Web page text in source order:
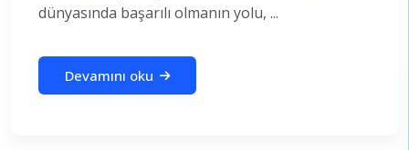
dünyasında başarılı olmanın yolu, ...
Devamını oku